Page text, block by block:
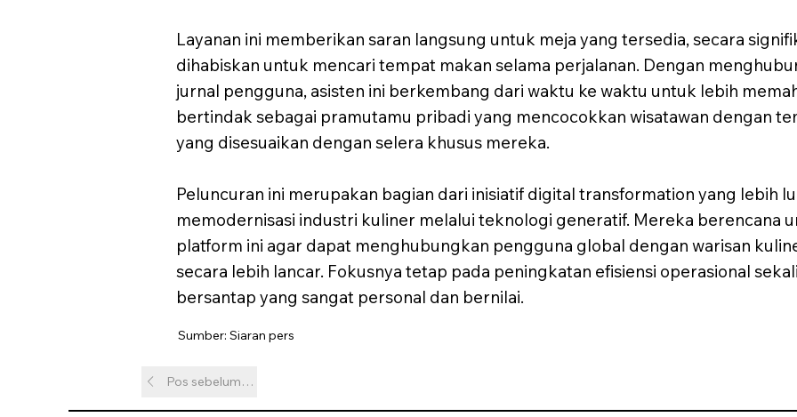
Layanan ini memberikan saran langsung untuk meja yang tersedia, secara
dihabiskan untuk mencari tempat makan selama perjalanan. Dengan
jurnal pengguna, asisten ini berkembang dari waktu ke waktu untuk lebih
bertindak sebagai pramutamu pribadi yang mencocokkan wisatawan dengan
yang disesuaikan dengan selera khusus mereka.
Peluncuran ini merupakan bagian dari inisiatif digital transformation yang lebih
memodernisasi industri kuliner melalui teknologi generatif. Mereka berencana
platform ini agar dapat menghubungkan pengguna global dengan warisan
secara lebih lancar. Fokusnya tetap pada peningkatan efisiensi operasional
bersantap yang sangat personal dan bernilai.
Sumber: Siaran pers
Pos sebelumnya